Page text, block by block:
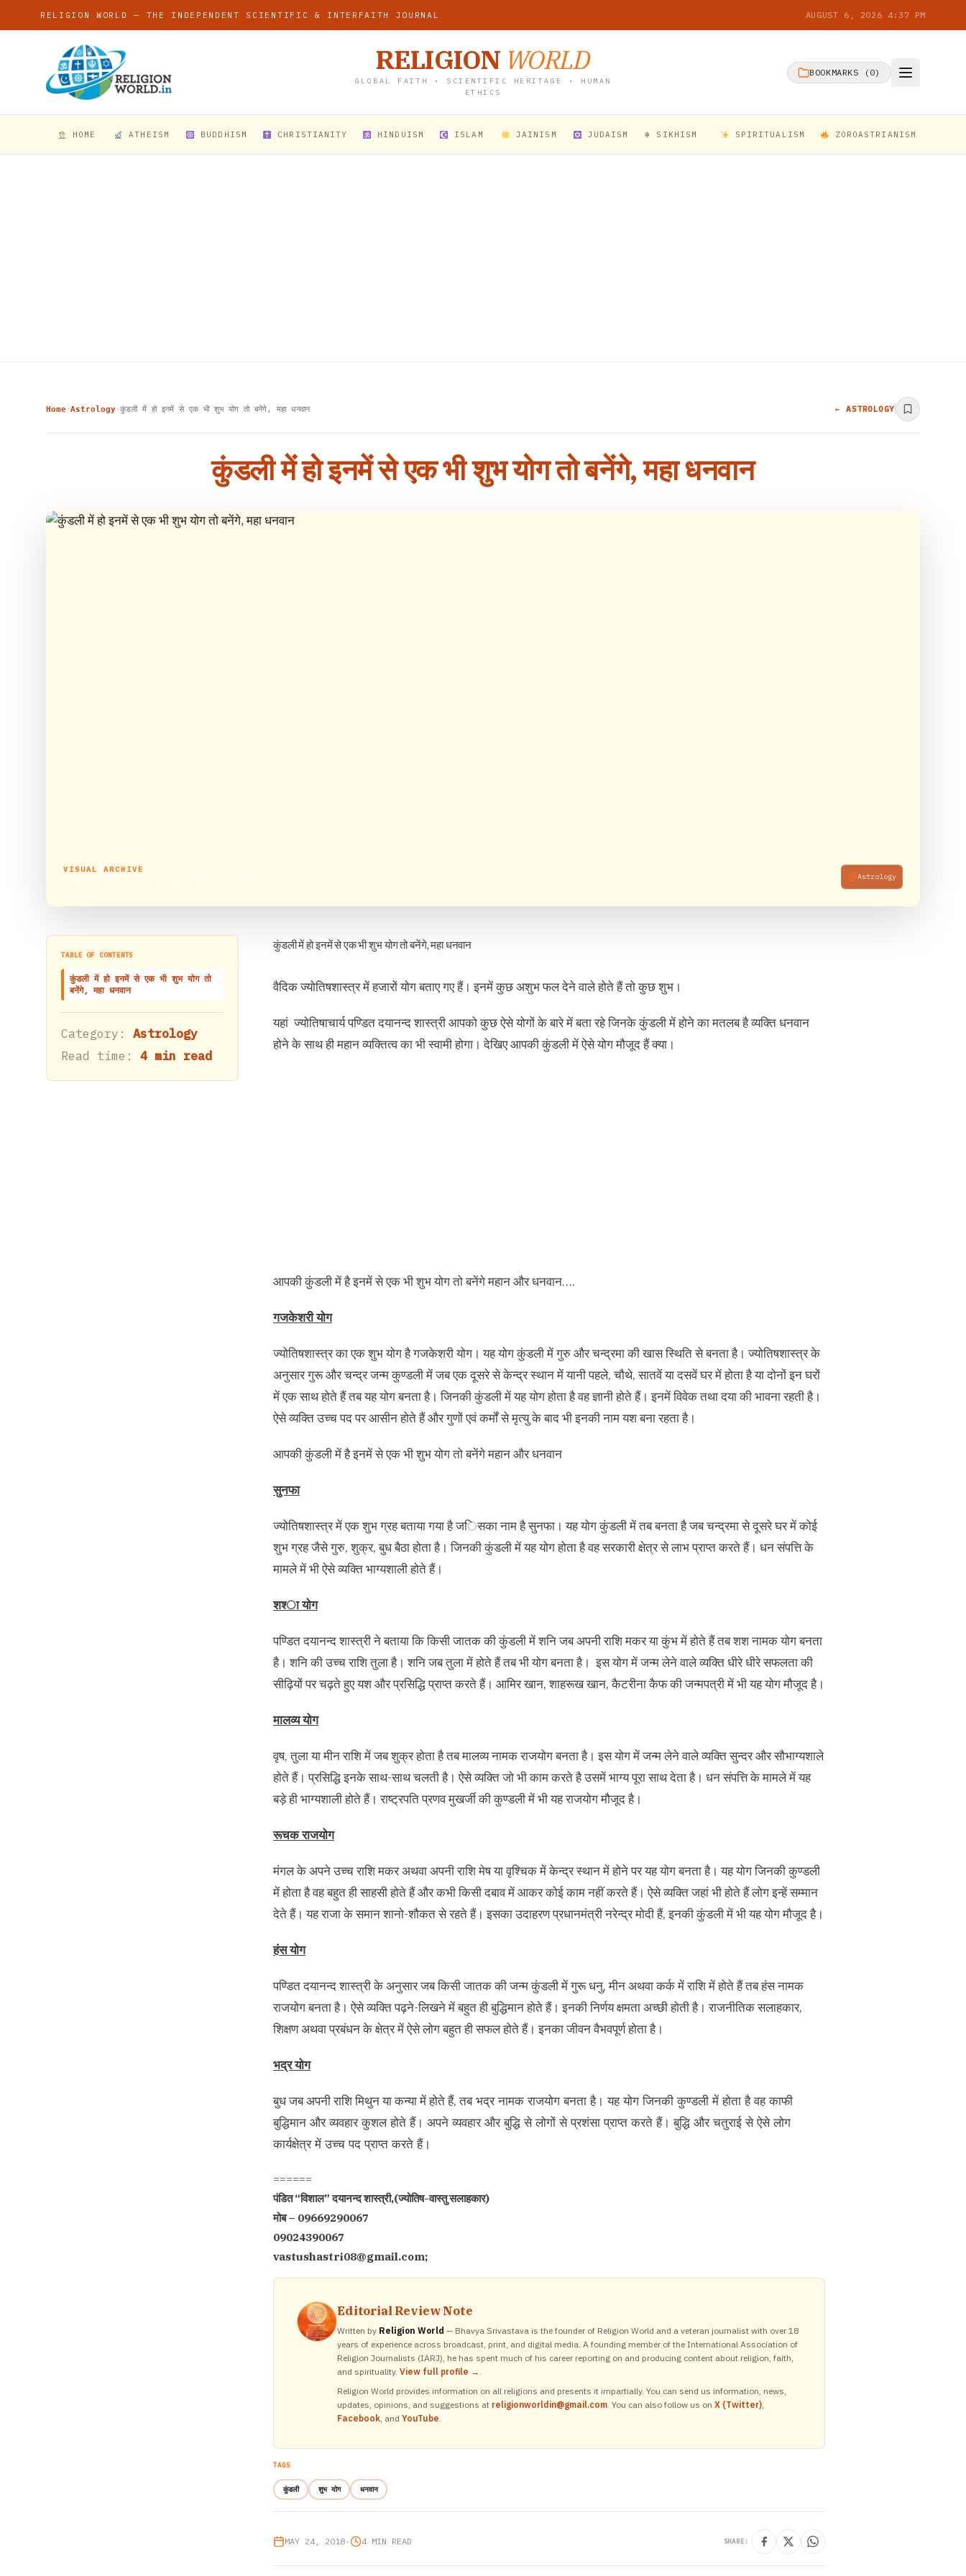
RELIGION WORLD — THE INDEPENDENT SCIENTIFIC & INTERFAITH JOURNAL AUGUST 6, 2026 4:37 PM
RELIGION WORLD
GLOBAL FAITH • SCIENTIFIC HERITAGE • HUMAN
ETHICS
BOOKMARKS ( 0)
HOME ATHEISM BUDDHISM CHRISTIANITY HINDUISM ISLAM JAINISM JUDAISM ☬ SIKHISM SPIRITUALISM ZOROASTRIANISM
Home›Astrology›कुंडली में हो इनमें से एक भी शुभ योग तो बनेंगे, महा धनवान ← ASTROLOGY
कुंडली में हो इनमें से एक भी शुभ योग तो बनेंगे, महा धनवान
VISUAL ARCHIVE
Astrology
TABLE OF CONTENTS
कुंडली में हो इनमें से एक भी शुभ योग तो
बनेंगे, महा धनवान
Category: Astrology
Read time: 4 min read
कुंडली में हो इनमें से एक भी शुभ योग तो बनेंगे, महा धनवान
वैदिक ज्यो‌त‌िषशास्‍त्र में हजारों योग बताए गए हैं। इनमें कुछ अशुभ फल देने वाले होते हैं तो कुछ शुभ।
यहां ज्योतिषाचार्य पण्डित दयानन्द शास्त्री आपको कुछ ऐसे योगों के बारे में बता रहे ज‌िनके कुंडली में होने का मतलब है व्यक्त‌ि धनवान
होने के साथ ही महान व्यक्त‌ित्व का भी स्वामी होगा। देख‌िए आपकी कुंडली में ऐसे योग मौजूद हैं क्या।
आपकी कुंडली में है इनमें से एक भी शुभ योग तो बनेंगे महान और धनवान….
गजकेशरी योग
ज्योत‌िषशास्‍त्र का एक शुभ योग है गजकेशरी योग। यह योग कुंडली में गुरु और चन्द्रमा की खास स्‍थ‌ित‌ि से बनता है। ज्योत‌िषशास्‍त्र के
अनुसार गुरू और चन्द्र जन्म कुण्डली में जब एक दूसरे से केन्द्र स्थान में यानी पहले, चौथे, सातवें या दसवें घर में होता है या दोनों इन घरों
में एक साथ होते हैं तब यह योग बनता है। ज‌िनकी कुंडली में यह योग होता है वह ज्ञानी होते हैं। इनमें विवेक तथा दया की भावना रहती है।
ऐसे व्यक्ति उच्च पद पर आसीन होते हैं और गुणों एवं कर्मों से मृत्यु के बाद भी इनकी नाम यश बना रहता है।
आपकी कुंडली में है इनमें से एक भी शुभ योग तो बनेंगे महान और धनवान
सुनफा
ज्योत‌िषशास्त्र में एक शुभ ग्रह बताया गया है ज‌‌िसका नाम है सुनफा। यह योग कुंडली में तब बनता है जब चन्द्रमा से दूसरे घर में कोई
शुभ ग्रह जैसे गुरु, शुक्र, बुध बैठा होता है। ज‌िनकी कुंडली में यह योग होता है वह सरकारी क्षेत्र से लाभ प्राप्त करते हैं। धन संपत्त‌ि के
मामले में भी ऐसे व्यक्त‌ि भाग्यशाली होते हैं।
शश्‍ा योग
पण्डित दयानन्द शास्त्री ने बताया कि किसी जातक की कुंडली में शनि जब अपनी राशि मकर या कुंभ में होते हैं तब शश नामक योग बनता
है। शन‌ि की उच्च राश‌ि तुला है। शन‌ि जब तुला में होते हैं तब भी योग बनता है। इस योग में जन्म लेने वाले व्यक्ति धीरे धीरे सफलता की
सीढ़ियों पर चढ़ते हुए यश और प्रसिद्धि प्राप्त करते हैं। आमिर खान, शाहरूख खान, कैटरीना कैफ की जन्मपत्री में भी यह योग मौजूद है।
मालव्‍य योग
वृष, तुला या मीन राशि में जब शुक्र होता है तब मालव्य नामक राजयोग बनता है। इस योग में जन्म लेने वाले व्यक्ति सुन्दर और सौभाग्यशाले
होते हैं। प्रसिद्धि इनके साथ-साथ चलती है। ऐसे व्यक्ति जो भी काम करते है उसमें भाग्य पूरा साथ देता है। धन संपत्त‌ि के मामले में यह
बड़े ही भाग्यशाली होते हैं। राष्ट्रपति प्रणव मुखर्जी की कुण्डली में भी यह राजयोग मौजूद है।
रूचक राजयोग
मंगल के अपने उच्च राश‌ि मकर अथवा अपनी राशि मेष या वृश्चिक में केन्द्र स्थान में होने पर यह योग बनता है। यह योग जिनकी कुण्डली
में होता है वह बहुत ही साहसी होते हैं और कभी किसी दबाव में आकर कोई काम नहीं करते हैं। ऐसे व्यक्ति जहां भी होते हैं लोग इन्हें सम्मान
देते हैं। यह राजा के समान शानो-शौकत से रहते हैं। इसका उदाहरण प्रधानमंत्री नरेन्द्र मोदी हैं, इनकी कुंडली में भी यह योग मौजूद है।
हंस योग
पण्डित दयानन्द शास्त्री के अनुसार जब किसी जातक की जन्म कुंडली में गुरू धनु, मीन अथवा कर्क में राशि में होते हैं तब हंस नामक
राजयोग बनता है। ऐसे व्यक्ति पढ़ने-लिखने में बहुत ही बुद्धिमान होते हैं। इनकी निर्णय क्षमता अच्छी होती है। राजनीतिक सलाहकार,
शिक्षण अथवा प्रबंधन के क्षेत्र में ऐसे लोग बहुत ही सफल होते हैं। इनका जीवन वैभवपूर्ण होता है।
भद्र योग
बुध जब अपनी राश‌ि मिथुन या कन्या में होते हैं,तब भद्र नामक राजयोग बनता है। यह योग जिनकी कुण्डली में होता है वह काफी
बुद्धिमान और व्यवहार कुशल होते हैं। अपने व्यवहार और बुद्धि से लोगों से प्रशंसा प्राप्त करते हैं। बुद्धि और चतुराई से ऐसे लोग
कार्यक्षेत्र में उच्च पद प्राप्त करते हैं।
======
पंडित “विशाल” दयानन्द शास्त्री,(ज्योतिष-वास्तु सलाहकार)
मोब – 09669290067
09024390067
vastushastri08@gmail.com;
Editorial Review Note
Written by Religion World — Bhavya Srivastava is the founder of Religion World and a veteran journalist with over 18
years of experience across broadcast, print, and digital media. A founding member of the International Association of
Religion Journalists (IARJ), he has spent much of his career reporting on and producing content about religion, faith,
and spirituality. View full profile → .
Religion World provides information on all religions and presents it impartially. You can send us information, news,
updates, opinions, and suggestions at religionworldin@gmail.com. You can also follow us on X (Twitter),
Facebook, and YouTube.
TAGS
कुंडली शुभ योग धनवान
MAY 24, 2018• 4 MIN READ SHARE: